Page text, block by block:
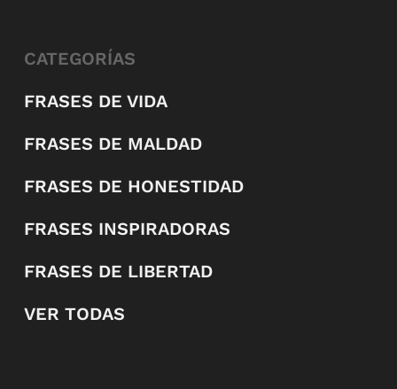
CATEGORÍAS
FRASES DE VIDA
FRASES DE MALDAD
FRASES DE HONESTIDAD
FRASES INSPIRADORAS
FRASES DE LIBERTAD
VER TODAS